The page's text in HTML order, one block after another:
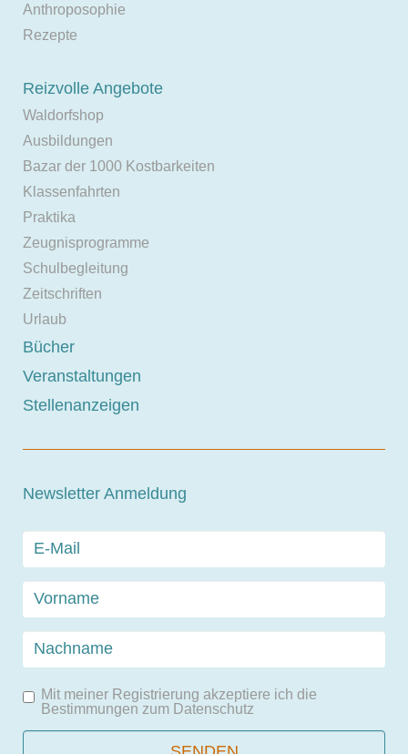
Anthroposophie
Rezepte
Reizvolle Angebote
Waldorfshop
Ausbildungen
Bazar der 1000 Kostbarkeiten
Klassenfahrten
Praktika
Zeugnisprogramme
Schulbegleitung
Zeitschriften
Urlaub
Bücher
Veranstaltungen
Stellenanzeigen
Newsletter Anmeldung
Mit meiner Registrierung akzeptiere ich die
Bestimmungen zum Datenschutz